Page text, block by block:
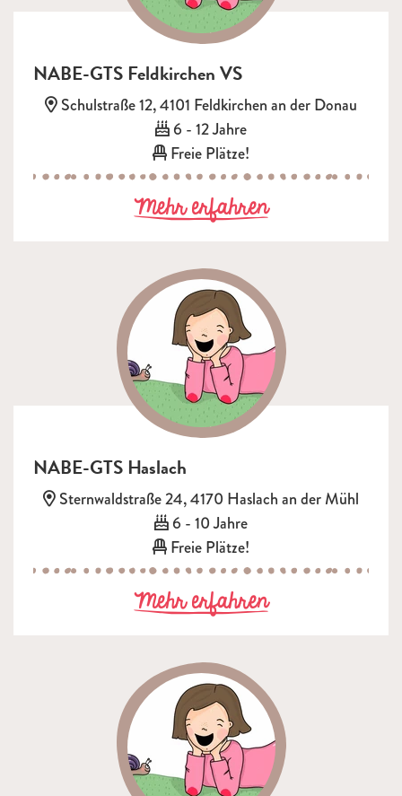
NABE-GTS Feldkirchen VS
Adresse:
Schulstraße 12, 4101 Feldkirchen an der Donau
Alter:
6 - 12 Jahre
Freie Plätze!
Mehr erfahrenzu NABE-GTS
NABE-GTS Haslach
Adresse:
Sternwaldstraße 24, 4170 Haslach an der Mühl
Alter:
6 - 10 Jahre
Freie Plätze!
Mehr erfahrenzu NABE-